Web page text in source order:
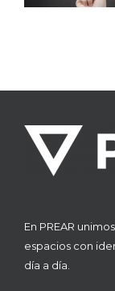
En PREAR
espacios con
día a día.